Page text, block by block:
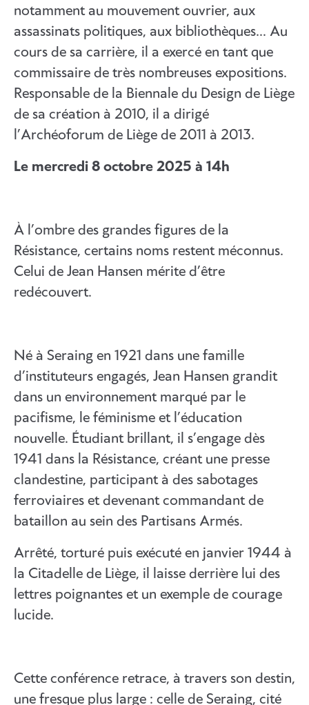
notamment au mouvement ouvrier, aux
assassinats politiques, aux bibliothèques… Au
cours de sa carrière, il a exercé en tant que
commissaire de très nombreuses expositions.
Responsable de la Biennale du Design de Liège
de sa création à 2010, il a dirigé
l’Archéoforum de Liège de 2011 à 2013.
Le mercredi 8 octobre 2025 à 14h
À l’ombre des grandes figures de la
Résistance, certains noms restent méconnus.
Celui de Jean Hansen mérite d’être
redécouvert.
Né à Seraing en 1921 dans une famille
d’instituteurs engagés, Jean Hansen grandit
dans un environnement marqué par le
pacifisme, le féminisme et l’éducation
nouvelle. Étudiant brillant, il s’engage dès
1941 dans la Résistance, créant une presse
clandestine, participant à des sabotages
ferroviaires et devenant commandant de
bataillon au sein des Partisans Armés.
Arrêté, torturé puis exécuté en janvier 1944 à
la Citadelle de Liège, il laisse derrière lui des
lettres poignantes et un exemple de courage
lucide.
Cette conférence retrace, à travers son destin,
une fresque plus large : celle de Seraing, cité